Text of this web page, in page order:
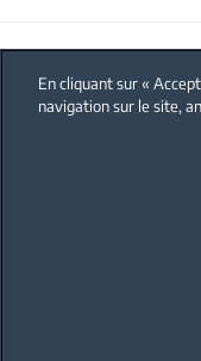
En cliquant sur «
navigation sur le site,